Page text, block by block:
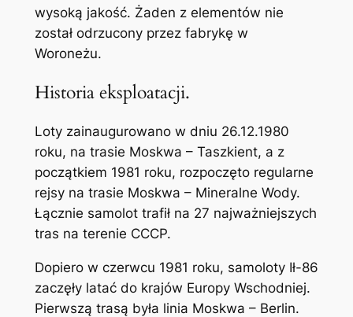
wysoką jakość. Żaden z elementów nie
został odrzucony przez fabrykę w
Woroneżu.
Historia eksploatacji.
Loty zainaugurowano w dniu 26.12.1980
roku, na trasie Moskwa – Taszkient, a z
początkiem 1981 roku, rozpoczęto regularne
rejsy na trasie Moskwa – Mineralne Wody.
Łącznie samolot trafił na 27 najważniejszych
tras na terenie CCCP.
Dopiero w czerwcu 1981 roku, samoloty Ił-86
zaczęły latać do krajów Europy Wschodniej.
Pierwszą trasą była linia Moskwa – Berlin.